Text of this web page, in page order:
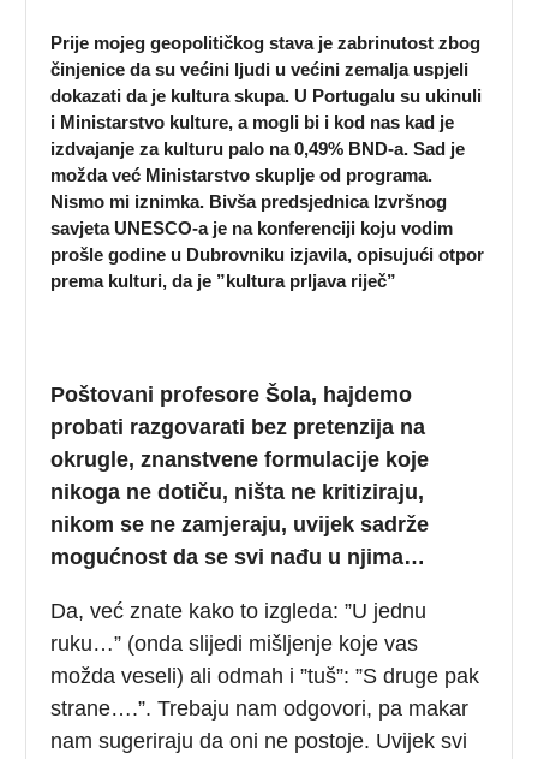
Prije mojeg geopolitičkog stava je zabrinutost zbog
činjenice da su većini ljudi u većini zemalja uspjeli
dokazati da je kultura skupa. U Portugalu su ukinuli
i Ministarstvo kulture, a mogli bi i kod nas kad je
izdvajanje za kulturu palo na 0,49% BND-a. Sad je
možda već Ministarstvo skuplje od programa.
Nismo mi iznimka. Bivša predsjednica Izvršnog
savjeta UNESCO-a je na konferenciji koju vodim
prošle godine u Dubrovniku izjavila, opisujući otpor
prema kulturi, da je ”kultura prljava riječ”
Poštovani profesore Šola, hajdemo
probati razgovarati bez pretenzija na
okrugle, znanstvene formulacije koje
nikoga ne dotiču, ništa ne kritiziraju,
nikom se ne zamjeraju, uvijek sadrže
mogućnost da se svi nađu u njima…
Da, već znate kako to izgleda: ”U jednu
ruku…” (onda slijedi mišljenje koje vas
možda veseli) ali odmah i ”tuš”: ”S druge pak
strane….”. Trebaju nam odgovori, pa makar
nam sugeriraju da oni ne postoje. Uvijek svi